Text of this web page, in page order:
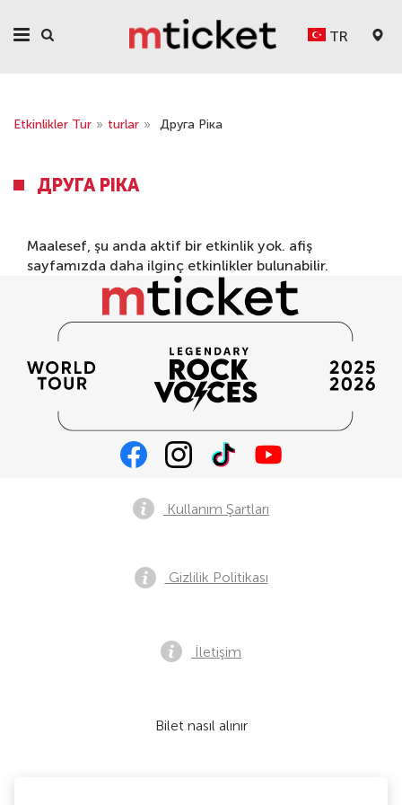
TR
Etkinlikler Tur » turlar » Друга Ріка
ДРУГА РІКА
Maalesef, şu anda aktif bir etkinlik yok. afiş
sayfamızda daha ilginç etkinlikler bulunabilir.
Kullanım Şartları
Gizlilik Politikası
İletişim
Bilet nasıl alınır